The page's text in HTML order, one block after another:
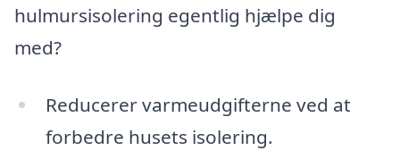
hulmursisolering egentlig hjælpe dig
med?
Reducerer varmeudgifterne ved at
forbedre husets isolering.